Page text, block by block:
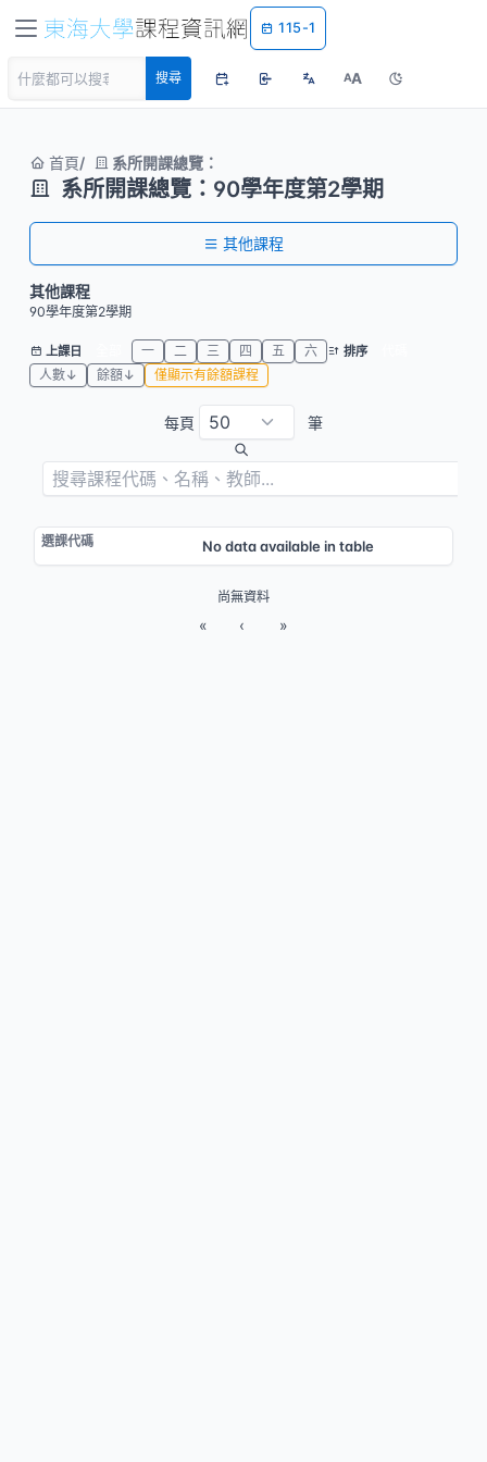
115-1
搜尋 AA
首頁 系所開課總覽：
系所開課總覽：90學年度第2學期
其他課程
其他課程
90學年度第2學期
上課日 一 二 三 四 五 六 排序
人數↓
餘額↓ 僅顯示有餘額課程
每頁 筆
No data available in table
尚無資料
« ‹ »